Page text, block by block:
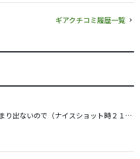
ギアクチコミ履歴一覧
ドライバーの飛距離があまり出ないので（ナイスショット時２１０Ｙ〜２４０Ｙくらい、今日一で２５０Ｙくらい、ＨＳ４２〜４３）、長尺ドライバー検討しています。 先日、長尺のドライバー（４６．７５インチ）の試打をしたのですが、いつもよりも１０Ｙ以上伸びていて、使ってみたいと思いました。 ただ、飛距離は伸びる一方、方向性は落ちるのだと思います。 長尺ドライバーをお使いの方にお聞きしたいのですが、スコアメイクということからすると長尺ドライバー使用はいかがでしょうか？ できましたら、ご使用の長尺ドライバーのスペックも教えてください。